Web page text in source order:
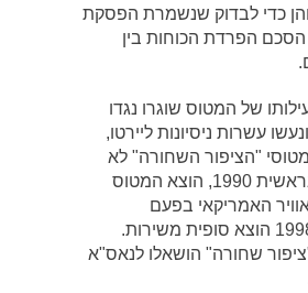
כדי לבדוק שנשמרת הפסקת
הפרדת הכוחות בין
של המטוס שוגרו נגדו
עשרות ניסיונות ליירטו,
"הציפור השחורה" לא
אבד בגללם. בראשית 1990, הוצא המטוס
האמריקאי בפעם
הראשונה, וב-1998 הוצא סופית משירות.
שחורה" הושאלו לנאס"א